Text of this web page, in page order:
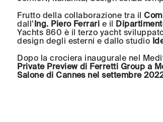
Frutto della collaborazione tra il
dall’Ing. Piero Ferrari e il
Yachts 860 è il terzo yacht
design degli esterni e dallo studio
Dopo la crociera inaugurale nel
Private Preview di Ferretti Group a
Salone di Cannes nel settembre